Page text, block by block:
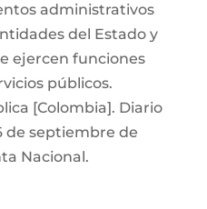
administrativos
del Estado y
ejercen funciones
públicos.
[Colombia]. Diario
de septiembre de
Nacional.